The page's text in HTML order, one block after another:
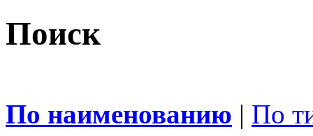
Поиск
По наименованию | По